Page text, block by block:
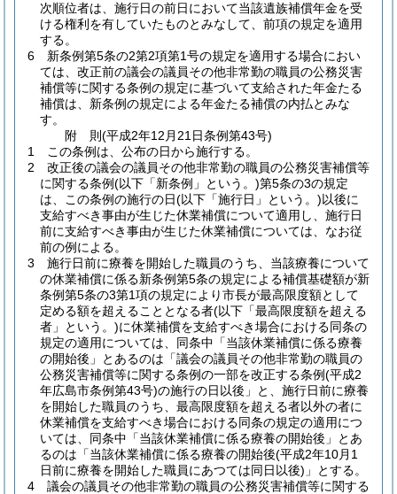
次順位者は、施行日の前日において当該遺族補償年金を受
ける権利を有していたものとみなして、前項の規定を適用
する。
6
新条例第5条の2第2項第1号の規定を適用する場合におい
ては、改正前の議会の議員その他非常勤の職員の公務災害
補償等に関する条例の規定に基づいて支給された年金たる
補償は、新条例の規定による年金たる補償の内払とみな
す。
附 則(平成2年12月21日条例第43号)
1
この条例は、公布の日から施行する。
2
改正後の議会の議員その他非常勤の職員の公務災害補償等
に関する条例(以下「新条例」という。)第5条の3の規定
は、この条例の施行の日(以下「施行日」という。)以後に
支給すべき事由が生じた休業補償について適用し、施行日
前に支給すべき事由が生じた休業補償については、なお従
前の例による。
3
施行日前に療養を開始した職員のうち、当該療養について
の休業補償に係る新条例第5条の規定による補償基礎額が新
条例第5条の3第1項の規定により市長が最高限度額として
定める額を超えることとなる者(以下「最高限度額を超える
者」という。)に休業補償を支給すべき場合における同条の
規定の適用については、同条中「当該休業補償に係る療養
の開始後」とあるのは「議会の議員その他非常勤の職員の
公務災害補償等に関する条例の一部を改正する条例(平成2
年広島市条例第43号)の施行の日以後」と、施行日前に療養
を開始した職員のうち、最高限度額を超える者以外の者に
休業補償を支給すべき場合における同条の規定の適用につ
いては、同条中「当該休業補償に係る療養の開始後」とあ
るのは「当該休業補償に係る療養の開始後(平成2年10月1
日前に療養を開始した職員にあつては同日以後) 」とする。
4
議会の議員その他非常勤の職員の公務災害補償等に関する